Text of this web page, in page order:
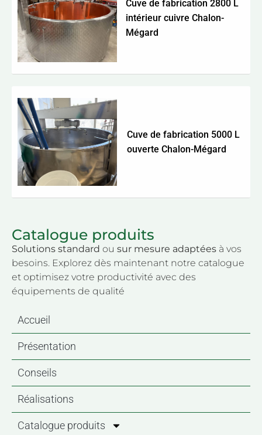
Catalogue produits
Solutions standard ou sur mesure adaptées à vos
besoins. Explorez dès maintenant notre catalogue
et optimisez votre productivité avec des
équipements de qualité
Accueil
Présentation
Conseils
Réalisations
Catalogue produits
Cuve de fabrication 2800 L
intérieur cuivre Chalon-
Mégard
Cuve de fabrication 5000 L
ouverte Chalon-Mégard